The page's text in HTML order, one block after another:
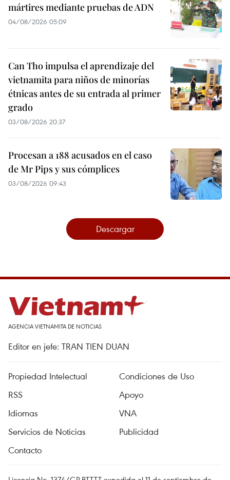
mártires mediante pruebas de ADN
04/08/2026 05:09
Can Tho impulsa el aprendizaje del
vietnamita para niños de minorías
étnicas antes de su entrada al primer
grado
03/08/2026 20:37
Procesan a 188 acusados en el caso
de Mr Pips y sus cómplices
03/08/2026 09:43
Descargar
AGENCIA VIETNAMITA DE NOTICIAS
Editor en jefe: TRAN TIEN DUAN
Propiedad Intelectual
Condiciones de Uso
RSS
Apoyo
Idiomas
VNA
Servicios de Noticias
Publicidad
Contacto